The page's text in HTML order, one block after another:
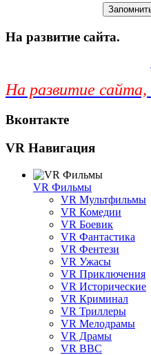
На развитие сайта.
На развитие сайта,
Вконтакте
VR Навигация
VR Фильмы
VR Мультфильмы
VR Комедии
VR Боевик
VR Фантастика
VR Фентези
VR Ужасы
VR Приключения
VR Исторические
VR Криминал
VR Триллеры
VR Мелодрамы
VR Драмы
VR BBC